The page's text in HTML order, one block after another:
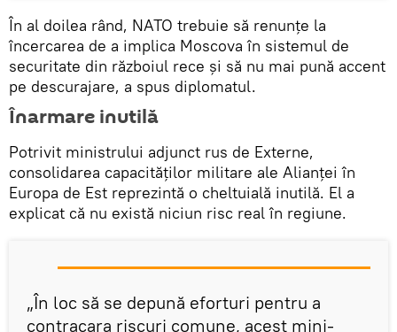
În al doilea rând, NATO trebuie să renunțe la
încercarea de a implica Moscova în sistemul de
securitate din războiul rece și să nu mai pună accent
pe descurajare, a spus diplomatul.
Înarmare inutilă
Potrivit ministrului adjunct rus de Externe,
consolidarea capacităților militare ale Alianței în
Europa de Est reprezintă o cheltuială inutilă. El a
explicat că nu există niciun risc real în regiune.
„În loc să se depună eforturi pentru a
contracara riscuri comune, acest mini-